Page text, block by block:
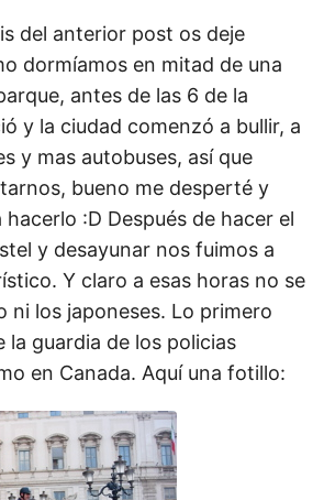
del anterior post os deje
dormíamos en mitad de una
antes de las 6 de la
y la ciudad comenzó a bullir, a
y mas autobuses, así que
bueno me desperté y
hacerlo :D Después de hacer el
y desayunar nos fuimos a
Y claro a esas horas no se
ni los japoneses. Lo primero
la guardia de los policias
en Canada. Aquí una fotillo: